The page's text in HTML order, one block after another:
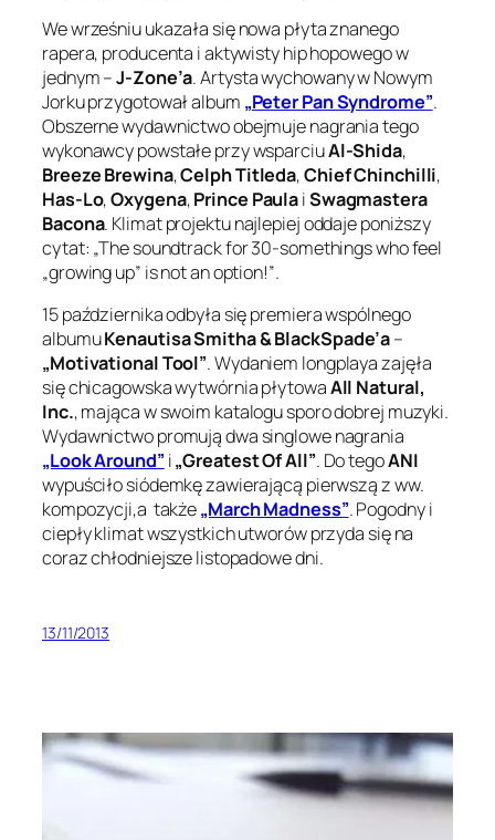
We wrześniu ukazała się nowa płyta znanego
rapera, producenta i aktywisty hip hopowego w
jednym –J-Zone’a. Artysta wychowany w Nowym
Jorku przygotował album „Peter Pan Syndrome”.
Obszerne wydawnictwo obejmuje nagrania tego
wykonawcy powstałe przy wsparciuAl-Shida,
Breeze Brewina,Celph Titleda,Chief Chinchilli,
Has-Lo,Oxygena,Prince PaulaiSwagmastera
Bacona. Klimat projektu najlepiej oddaje poniższy
cytat: „The soundtrack for 30-somethings who feel
„growing up” is not an option!”.
15 października odbyła się premiera wspólnego
albumuKenautisa Smitha & BlackSpade’a–
„Motivational Tool”. Wydaniem longplaya zajęła
się chicagowska wytwórnia płytowaAll Natural,
Inc., mająca w swoim katalogu sporo dobrej muzyki.
Wydawnictwo promują dwa singlowe nagrania
„Look Around” i„Greatest Of All”. Do tegoANI
wypuściło siódemkę zawierającą pierwszą z ww.
kompozycji,a także„March Madness”. Pogodny i
ciepły klimat wszystkich utworów przyda się na
coraz chłodniejsze listopadowe dni.
13/11/2013